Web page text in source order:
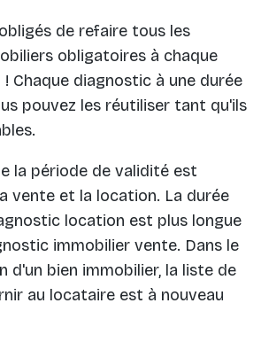
de refaire tous les
obligatoires à chaque
Chaque diagnostic à une durée
pouvez les réutiliser tant qu'ils
la période de validité est
vente et la location. La durée
location est plus longue
immobilier vente. Dans le
d'un bien immobilier, la liste de
au locataire est à nouveau